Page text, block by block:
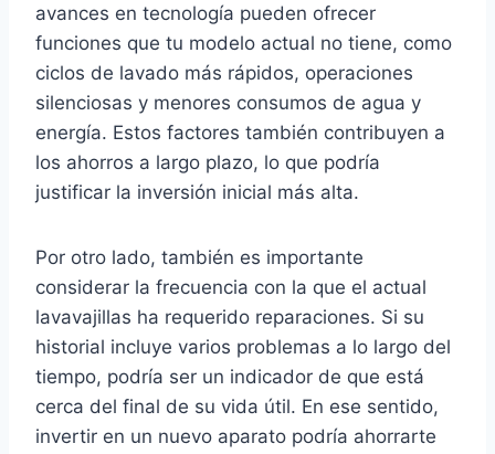
avances en tecnología pueden ofrecer
funciones que tu modelo actual no tiene, como
ciclos de lavado más rápidos, operaciones
silenciosas y menores consumos de agua y
energía. Estos factores también contribuyen a
los ahorros a largo plazo, lo que podría
justificar la inversión inicial más alta.
Por otro lado, también es importante
considerar la frecuencia con la que el actual
lavavajillas ha requerido reparaciones. Si su
historial incluye varios problemas a lo largo del
tiempo, podría ser un indicador de que está
cerca del final de su vida útil. En ese sentido,
invertir en un nuevo aparato podría ahorrarte